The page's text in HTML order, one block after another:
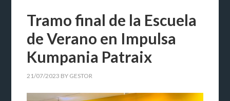
Tramo final de la Escuela
de Verano en Impulsa
Kumpania Patraix
21/07/2023 BY GESTOR